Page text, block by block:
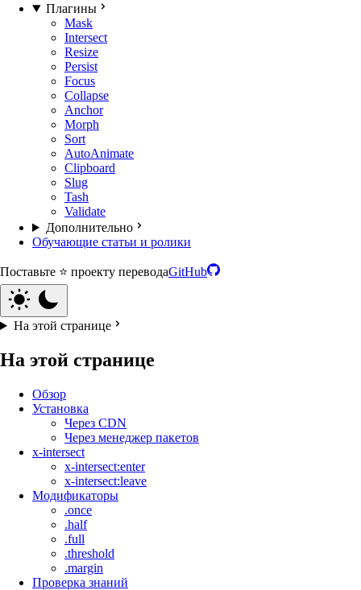
Плагины
Mask
Intersect
Resize
Persist
Focus
Collapse
Anchor
Morph
Sort
AutoAnimate
Clipboard
Slug
Tash
Validate
Дополнительно
Обучающие статьи и ролики
Поставьте ⭐️ проекту переводаGitHub
На этой странице
На этой странице
Обзор
Установка
Через CDN
Через менеджер пакетов
x-intersect
x-intersect:enter
x-intersect:leave
Модификаторы
.once
.half
.full
.threshold
.margin
Проверка знаний